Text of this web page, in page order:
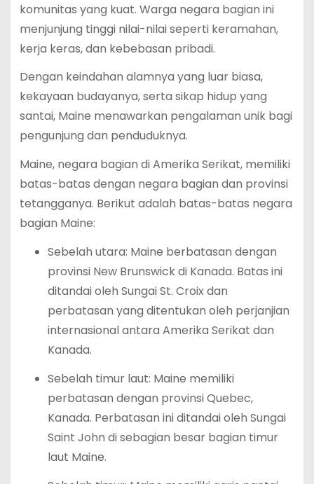
komunitas yang kuat. Warga negara bagian ini
menjunjung tinggi nilai-nilai seperti keramahan,
kerja keras, dan kebebasan pribadi.
Dengan keindahan alamnya yang luar biasa,
kekayaan budayanya, serta sikap hidup yang
santai, Maine menawarkan pengalaman unik bagi
pengunjung dan penduduknya.
Maine, negara bagian di Amerika Serikat, memiliki
batas-batas dengan negara bagian dan provinsi
tetangganya. Berikut adalah batas-batas negara
bagian Maine:
Sebelah utara: Maine berbatasan dengan
provinsi New Brunswick di Kanada. Batas ini
ditandai oleh Sungai St. Croix dan
perbatasan yang ditentukan oleh perjanjian
internasional antara Amerika Serikat dan
Kanada.
Sebelah timur laut: Maine memiliki
perbatasan dengan provinsi Quebec,
Kanada. Perbatasan ini ditandai oleh Sungai
Saint John di sebagian besar bagian timur
laut Maine.